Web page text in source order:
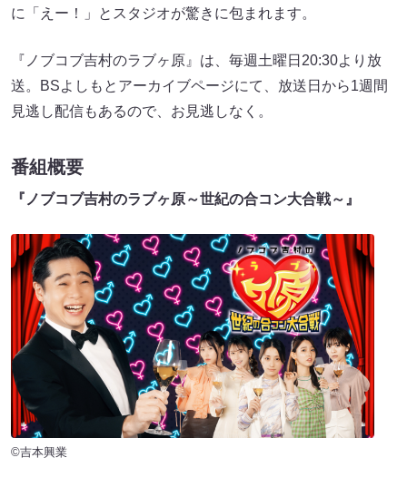
に「えー！」とスタジオが驚きに包まれます。
『ノブコブ吉村のラブヶ原』は、毎週土曜日20:30より放
送。BSよしもとアーカイブページにて、放送日から1週間
見逃し配信もあるので、お見逃しなく。
番組概要
『ノブコブ吉村のラブヶ原～世紀の合コン大合戦～』
©吉本興業